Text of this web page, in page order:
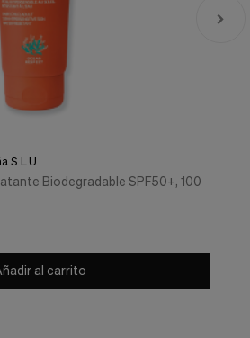
S.L.U.
Biodegradable SPF50+, 100
al carrito